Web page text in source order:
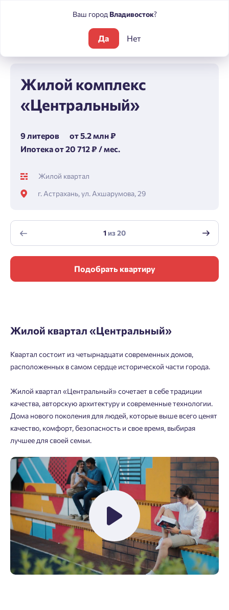
Центральный
Жилой комплекс
«Центральный»
9 литеров
от 5.2 млн ₽
Ипотека от 20 712 ₽ / мес.
Жилой квартал
г. Астрахань, ул. Ахшарумова, 29
1из20
Подобрать квартиру
Жилой квартал «Центральный»
Квартал состоит из четырнадцати современных домов,
расположенных в самом сердце исторической части города.
Жилой квартал «Центральный» сочетает в себе традиции
качества, авторскую архитектуру и современные технологии.
Дома нового поколения для людей, которые выше всего ценят
качество, комфорт, безопасность и свое время, выбирая
лучшее для своей семьи.
Ваш город Владивосток?
Да Нет